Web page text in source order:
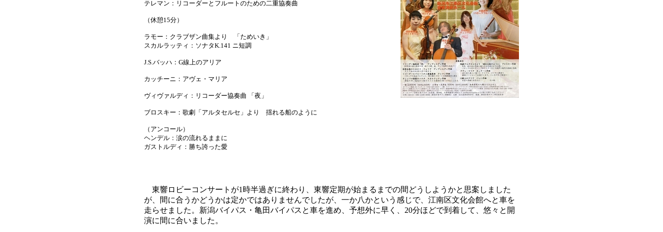
テレマン：リコーダーとフルートのための二重協奏曲
（休憩15分）
ラモー：クラブザン曲集より 「ためいき」
スカルラッティ：ソナタK.141 ニ短調
J.S.バッハ：G線上のアリア
カッチーニ：アヴェ・マリア
ヴィヴァルディ：リコーダー協奏曲 「夜」
ブロスキー：歌劇「アルタセルセ」より 揺れる船のように
（アンコール）
ヘンデル：涙の流れるままに
ガストルディ：勝ち誇った愛
東響ロビーコンサートが1時半過ぎに終わり、東響定期が始まるまでの間どうしようかと思案しました
が、間に合うかどうかは定かではありませんでしたが、一か八かという感じで、江南区文化会館へと車を
走らせました。新潟バイパス・亀田バイパスと車を進め、予想外に早く、20分ほどで到着して、悠々と開
演に間に合いました。